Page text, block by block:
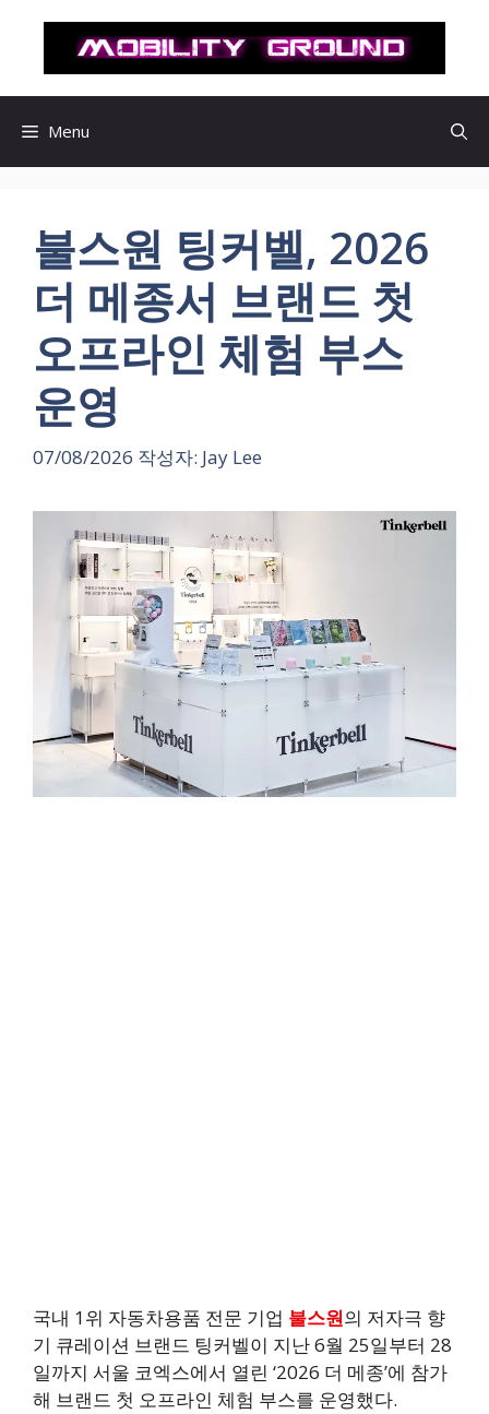
로
Menu
불스원 팅커벨, 2026
더 메종서 브랜드 첫
오프라인 체험 부스
운영
07/08/2026 작성자: Jay Lee
국내 1위 자동차용품 전문 기업 불스원의 저자극 향
기 큐레이션 브랜드 팅커벨이 지난 6월 25일부터 28
일까지 서울 코엑스에서 열린 ‘2026 더 메종’에 참가
해 브랜드 첫 오프라인 체험 부스를 운영했다.